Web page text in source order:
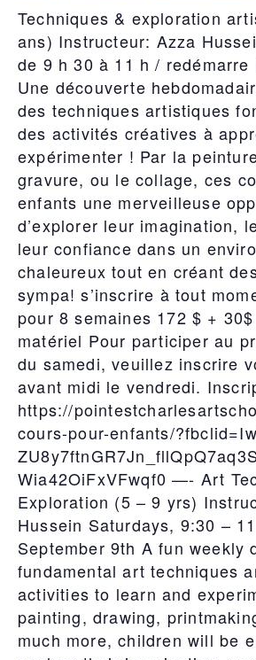
Techniques & exploration
ans) Instructeur: Azza
de 9 h 30 à 11 h / redémarre
Une découverte
des techniques artistiques
des activités créatives à
expérimenter ! Par la
gravure, ou le collage, ces
enfants une merveilleuse
d’explorer leur imagination,
leur confiance dans un
chaleureux tout en créant
sympa! s’inscrire à tout
pour 8 semaines 172 $ +
matériel Pour participer au
du samedi, veuillez inscrire
avant midi le vendredi.
https://
cours-pour-enfants/
Wia42OiFxVFwqf0 —- Art
Exploration (5 – 9 yrs)
Hussein Saturdays, 9:30 –
September 9th A fun weekly
fundamental art techniques
activities to learn and
painting, drawing,
much more, children will be